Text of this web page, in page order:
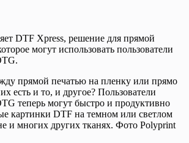
DTF Xpress, решение для прямой
могут использовать пользователи
прямой печатью на пленку или прямо
есть и то, и другое? Пользователи
теперь могут быстро и продуктивно
картинки DTF на темном или светлом
и многих других тканях. Фото Polyprint